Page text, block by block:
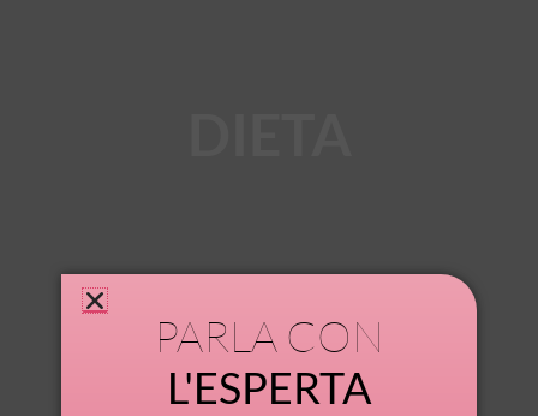
PARLA CON
L'ESPERTA